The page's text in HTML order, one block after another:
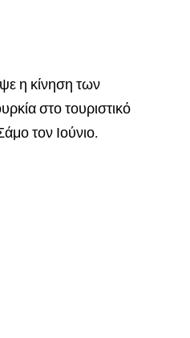
η κίνηση των
στο τουριστικό
τον Ιούνιο.